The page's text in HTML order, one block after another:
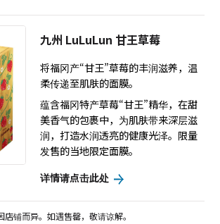
九州 LuLuLun 甘王草莓
将福冈产“甘王”草莓的丰润滋养，温
柔传递至肌肤的面膜。
蕴含福冈特产草莓“甘王”精华，在甜
美香气的包裹中，为肌肤带来深层滋
润，打造水润透亮的健康光泽。限量
发售的当地限定面膜。
详情请点击此处
铺而异。如遇售罄，敬请谅解。